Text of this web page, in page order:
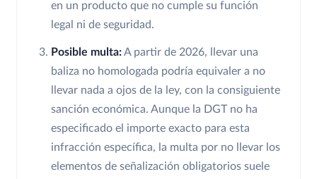
en un producto que no cumple su función
legal ni de seguridad.
Posible multa:A partir de 2026, llevar una
baliza no homologada podría equivaler a no
llevar nada a ojos de la ley, con la consiguiente
sanción económica. Aunque la DGT no ha
especificado el importe exacto para esta
infracción específica, la multa por no llevar los
elementos de señalización obligatorios suele